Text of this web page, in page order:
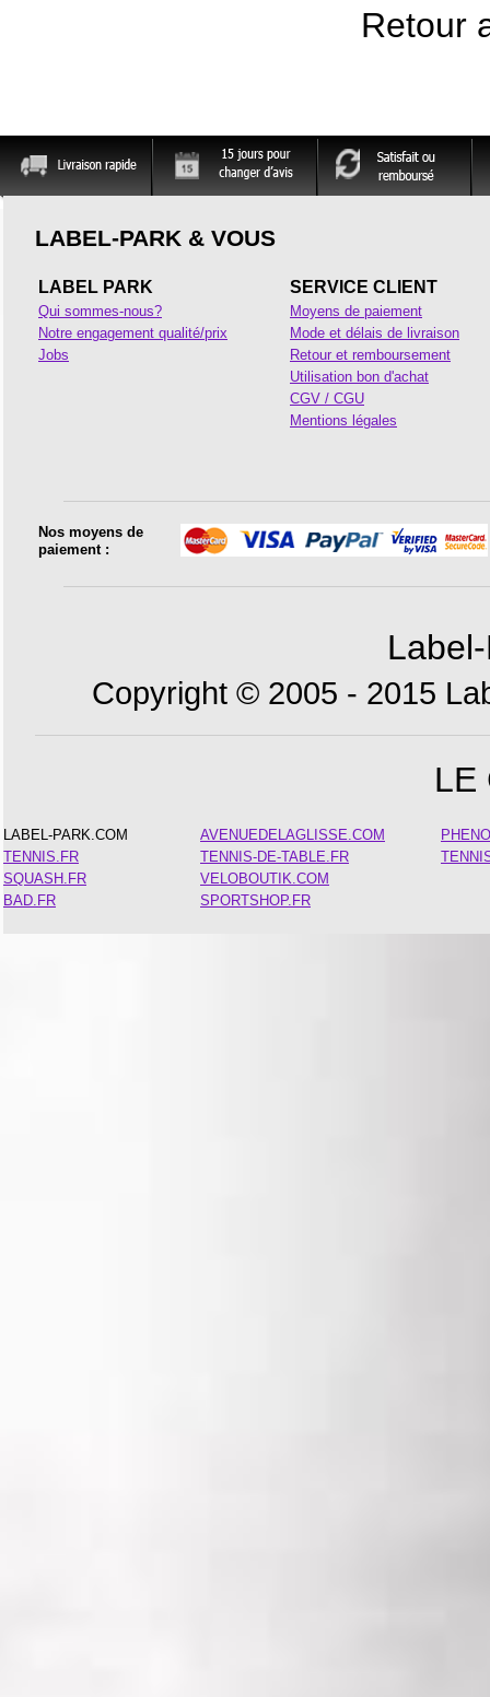
Retour
LABEL-PARK & VOUS
LABEL PARK
Qui sommes-nous?
Notre engagement qualité/prix
Jobs
SERVICE CLIENT
Moyens de paiement
Mode et délais de livraison
Retour et remboursement
Utilisation bon d'achat
CGV / CGU
Mentions légales
Nos moyens de
paiement :
Copyright © 2005 - 2015
LE
LABEL-PARK.COM
TENNIS.FR
SQUASH.FR
BAD.FR
AVENUEDELAGLISSE.COM
TENNIS-DE-TABLE.FR
VELOBOUTIK.COM
SPORTSHOP.FR